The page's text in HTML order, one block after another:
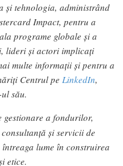
și tehnologia, administrând
Impact, pentru a
programe globale și a
lideri și actori implicați
multe informații și pentru a
Centrul pe LinkedIn,
său.
a fondurilor,
și servicii de
lume în construirea
etice.